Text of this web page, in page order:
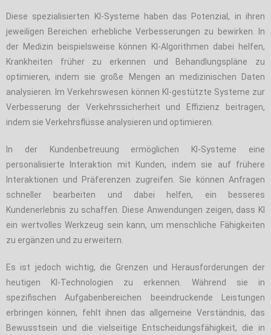
Diese spezialisierten KI-Systeme haben das Potenzial, in ihren
jeweiligen Bereichen erhebliche Verbesserungen zu bewirken. In
der Medizin beispielsweise können KI-Algorithmen dabei helfen,
Krankheiten früher zu erkennen und Behandlungspläne zu
optimieren, indem sie große Mengen an medizinischen Daten
analysieren. Im Verkehrswesen können KI-gestützte Systeme zur
Verbesserung der Verkehrssicherheit und Effizienz beitragen,
indem sie Verkehrsflüsse analysieren und optimieren.
In der Kundenbetreuung ermöglichen KI-Systeme eine
personalisierte Interaktion mit Kunden, indem sie auf frühere
Interaktionen und Präferenzen zugreifen. Sie können Anfragen
schneller bearbeiten und dabei helfen, ein besseres
Kundenerlebnis zu schaffen. Diese Anwendungen zeigen, dass KI
ein wertvolles Werkzeug sein kann, um menschliche Fähigkeiten
zu ergänzen und zu erweitern.
Es ist jedoch wichtig, die Grenzen und Herausforderungen der
heutigen KI-Technologien zu erkennen. Während sie in
spezifischen Aufgabenbereichen beeindruckende Leistungen
erbringen können, fehlt ihnen das allgemeine Verständnis, das
Bewusstsein und die vielseitige Entscheidungsfähigkeit, die in